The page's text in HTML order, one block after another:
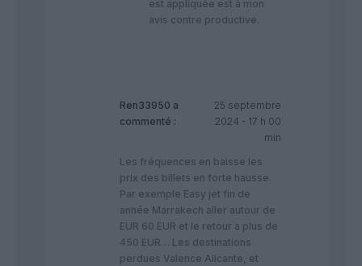
est appliquée est à mon
avis contre productive.
Ren33950 a
commenté :
25 septembre
2024 - 17 h 00
min
Les fréquences en baisse les
prix des billets en forte hausse.
Par exemple Easy jet fin de
année Marrakech aller autour de
EUR 60 EUR et le retour a plus de
450 EUR… Les destinations
perdues Valence Alicante, et